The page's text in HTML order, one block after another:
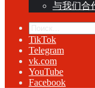
与我们合
TikTok
Telegram
vk.com
YouTube
Facebook